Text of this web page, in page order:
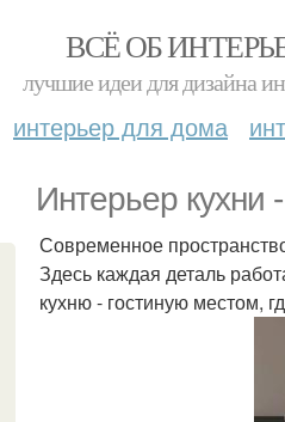
ВСЁ ОБ
лучшие идеи для дизайна
интерьер для дома
Интерьер кухни
Современное
Здесь каждая деталь
кухню - гостиную местом,